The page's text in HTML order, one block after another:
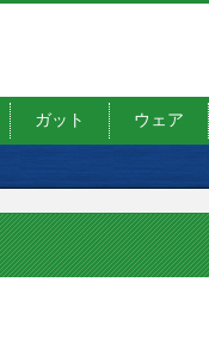
ガット ウェア